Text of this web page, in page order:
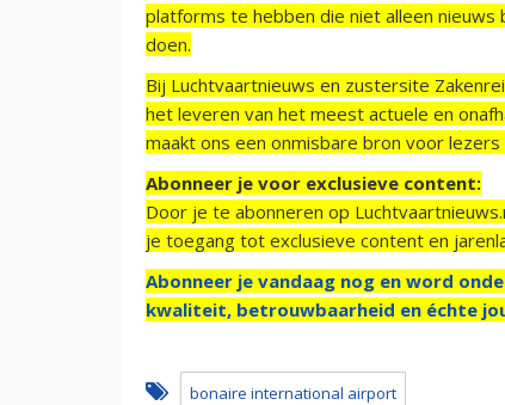
platforms te hebben die niet alleen
doen.
Bij Luchtvaartnieuws en zustersite
het leveren van het meest actuele en
maakt ons een onmisbare bron voor
Abonneer je voor exclusieve content:
Door je te abonneren op
je toegang tot exclusieve content en
Abonneer je vandaag nog en word
kwaliteit, betrouwbaarheid en échte
bonaire international airport